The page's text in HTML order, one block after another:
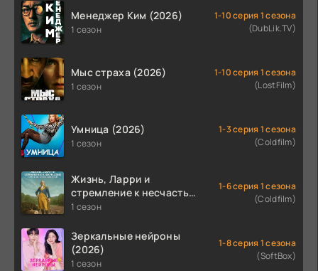
Менеджер Ким (2026)
1 сезон
1-10 серия 1 сезона
(DubLik.TV)
Мыс страха (2026)
1 сезон
1-10 серия 1 сезона
(LostFilm)
Умница (2026)
1 сезон
1-3 серия 1 сезона
(Coldfilm)
Жизнь, Ларри и
стремление к несчастью:
Почти история Америки
1 сезон
1-6 серия 1 сезона
(Coldfilm)
Зеркальные нейроны
(2026)
1 сезон
1-8 серия 1 сезона
(SoftBox)